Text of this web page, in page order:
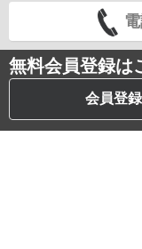
無料会員登録は
会員登録